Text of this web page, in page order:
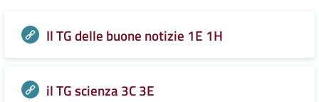
Il TG delle buone notizie 1E 1H
il TG scienza 3C 3E